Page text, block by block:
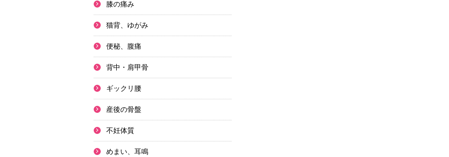
膝の痛み
猫背、ゆがみ
便秘、腹痛
背中・肩甲骨
ギックリ腰
産後の骨盤
不妊体質
めまい、耳鳴